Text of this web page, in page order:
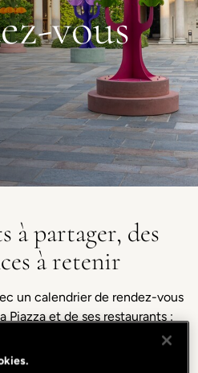
vous
à partager, des
à retenir
un calendrier de rendez-vous
Piazza et de ses restaurants :
événements et rencontres
Amici del 10_11.